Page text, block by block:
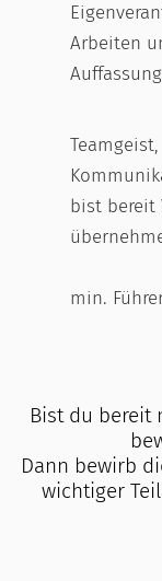
Arbeiten
Teamgeist,
bist bereit
min.
Bist du bereit
Dann bewirb
wichtiger